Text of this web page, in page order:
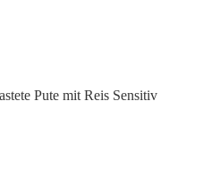
Pute mit Reis Sensitiv